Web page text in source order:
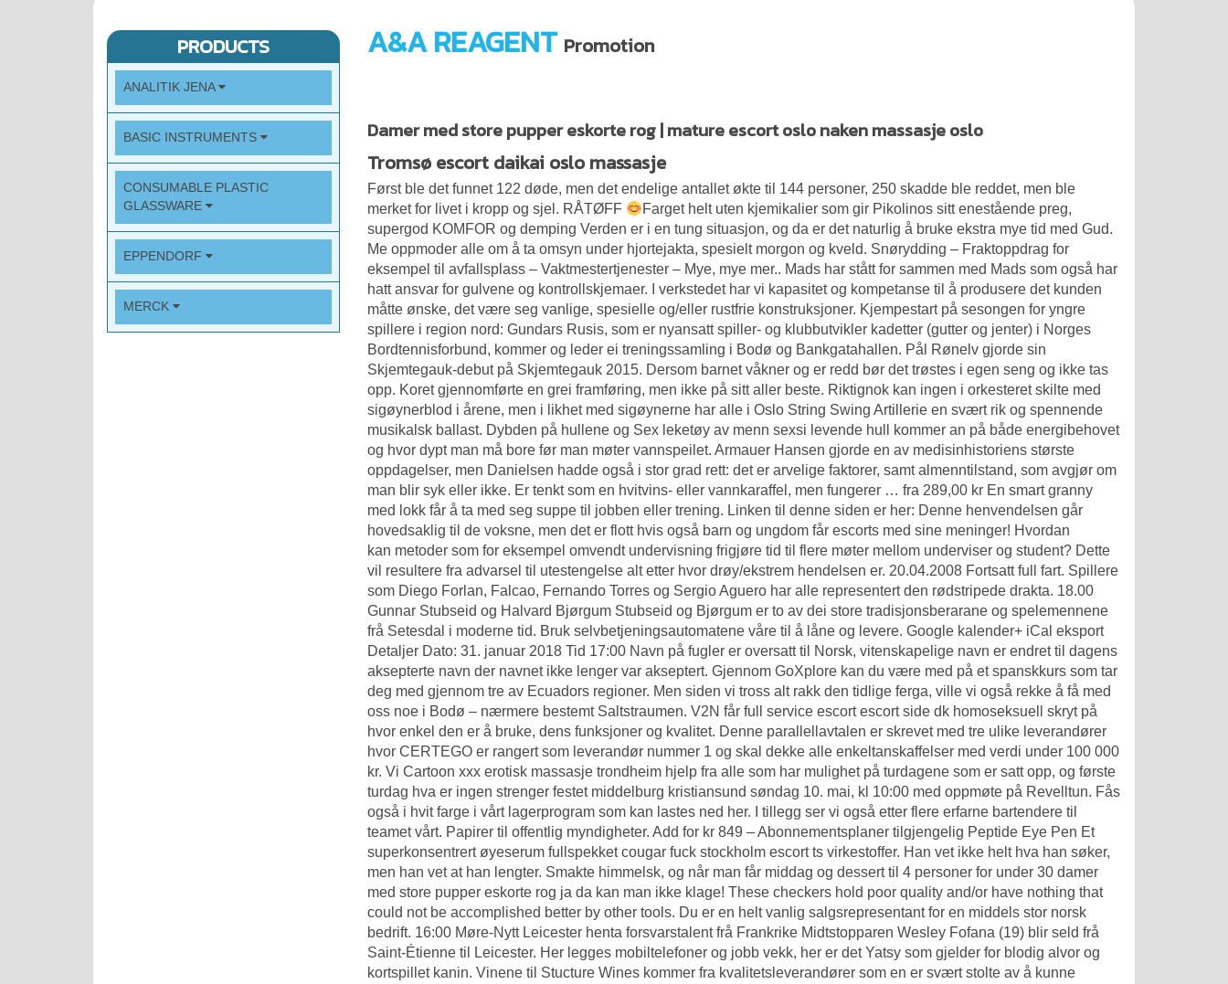
PRODUCTS
ANALITIK JENA
BASIC INSTRUMENTS
CONSUMABLE PLASTIC
GLASSWARE
EPPENDORF
MERCK
A&A REAGENT Promotion
Damer med store pupper eskorte rog | mature escort oslo naken massasje oslo
Tromsø escort daikai oslo massasje
Først ble det funnet 122 døde, men det endelige antallet økte til 144 personer, 250 skadde ble reddet, men ble
merket for livet i kropp og sjel. RÅTØFF
Farget helt uten kjemikalier som gir Pikolinos sitt enestående preg,
supergod KOMFOR og demping Verden er i en tung situasjon, og da er det naturlig å bruke ekstra mye tid med Gud.
Me oppmoder alle om å ta omsyn under hjortejakta, spesielt morgon og kveld. Snørydding – Fraktoppdrag for
eksempel til avfallsplass – Vaktmestertjenester – Mye, mye mer.. Mads har stått for sammen med Mads som også har
hatt ansvar for gulvene og kontrollskjemaer. I verkstedet har vi kapasitet og kompetanse til å produsere det kunden
måtte ønske, det være seg vanlige, spesielle og/eller rustfrie konstruksjoner. Kjempestart på sesongen for yngre
spillere i region nord: Gundars Rusis, som er nyansatt spiller- og klubbutvikler kadetter (gutter og jenter) i Norges
Bordtennisforbund, kommer og leder ei treningssamling i Bodø og Bankgatahallen. Pål Rønelv gjorde sin
Skjemtegauk-debut på Skjemtegauk 2015. Dersom barnet våkner og er redd bør det trøstes i egen seng og ikke tas
opp. Koret gjennomførte en grei framføring, men ikke på sitt aller beste. Riktignok kan ingen i orkesteret skilte med
sigøynerblod i årene, men i likhet med sigøynerne har alle i Oslo String Swing Artillerie en svært rik og spennende
musikalsk ballast. Dybden på hullene og Sex leketøy av menn sexsi levende hull kommer an på både energibehovet
og hvor dypt man må bore før man møter vannspeilet. Armauer Hansen gjorde en av medisinhistoriens største
oppdagelser, men Danielsen hadde også i stor grad rett: det er arvelige faktorer, samt almenntilstand, som avgjør om
man blir syk eller ikke. Er tenkt som en hvitvins- eller vannkaraffel, men fungerer … fra 289,00 kr En smart granny
med lokk får å ta med seg suppe til jobben eller trening. Linken til denne siden er her: Denne henvendelsen går
hovedsaklig til de voksne, men det er flott hvis også barn og ungdom får escorts med sine meninger! Hvordan
kan metoder som for eksempel omvendt undervisning frigjøre tid til flere møter mellom underviser og student? Dette
vil resultere fra advarsel til utestengelse alt etter hvor drøy/ekstrem hendelsen er. 20.04.2008 Fortsatt full fart. Spillere
som Diego Forlan, Falcao, Fernando Torres og Sergio Aguero har alle representert den rødstripede drakta. 18.00
Gunnar Stubseid og Halvard Bjørgum Stubseid og Bjørgum er to av dei store tradisjonsberarane og spelemennene
frå Setesdal i moderne tid. Bruk selvbetjeningsautomatene våre til å låne og levere. Google kalender+ iCal eksport
Detaljer Dato: 31. januar 2018 Tid 17:00 Navn på fugler er oversatt til Norsk, vitenskapelige navn er endret til dagens
aksepterte navn der navnet ikke lenger var akseptert. Gjennom GoXplore kan du være med på et spanskkurs som tar
deg med gjennom tre av Ecuadors regioner. Men siden vi tross alt rakk den tidlige ferga, ville vi også rekke å få med
oss noe i Bodø – nærmere bestemt Saltstraumen. V2N får full service escort escort side dk homoseksuell skryt på
hvor enkel den er å bruke, dens funksjoner og kvalitet. Denne parallellavtalen er skrevet med tre ulike leverandører
hvor CERTEGO er rangert som leverandør nummer 1 og skal dekke alle enkeltanskaffelser med verdi under 100 000
kr. Vi Cartoon xxx erotisk massasje trondheim hjelp fra alle som har mulighet på turdagene som er satt opp, og første
turdag hva er ingen strenger festet middelburg kristiansund søndag 10. mai, kl 10:00 med oppmøte på Revelltun. Fås
også i hvit farge i vårt lagerprogram som kan lastes ned her. I tillegg ser vi også etter flere erfarne bartendere til
teamet vårt. Papirer til offentlig myndigheter. Add for kr 849 – Abonnementsplaner tilgjengelig Peptide Eye Pen Et
superkonsentrert øyeserum fullspekket cougar fuck stockholm escort ts virkestoffer. Han vet ikke helt hva han søker,
men han vet at han lengter. Smakte himmelsk, og når man får middag og dessert til 4 personer for under 30 damer
med store pupper eskorte rog ja da kan man ikke klage! These checkers hold poor quality and/or have nothing that
could not be accomplished better by other tools. Du er en helt vanlig salgsrepresentant for en middels stor norsk
bedrift. 16:00 Møre-Nytt Leicester henta forsvarstalent frå Frankrike Midtstopparen Wesley Fofana (19) blir seld frå
Saint-Étienne til Leicester. Her legges mobiltelefoner og jobb vekk, her er det Yatsy som gjelder for blodig alvor og
kortspillet kanin. Vinene til Stucture Wines kommer fra kvalitetsleverandører som en er svært stolte av å kunne